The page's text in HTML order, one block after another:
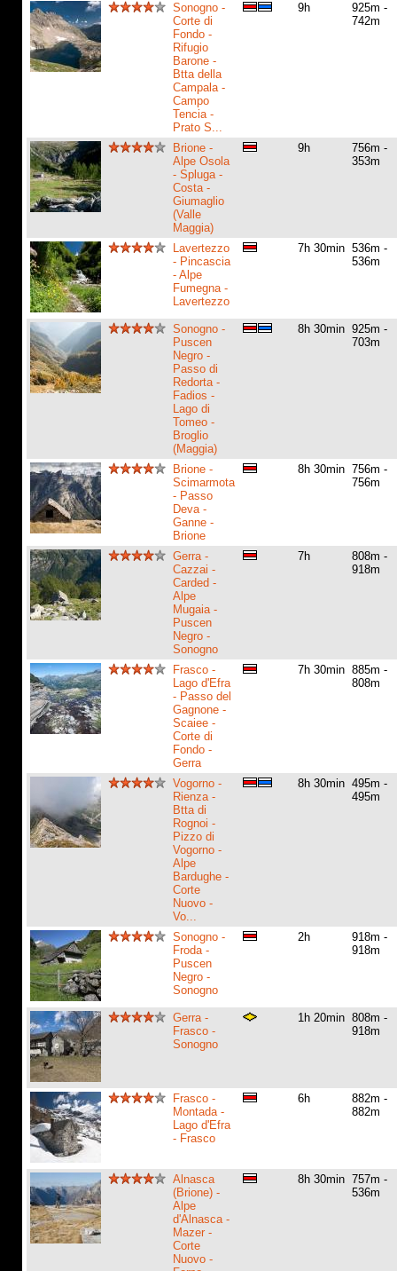
Sonogno -
Corte di
Fondo -
Rifugio
Barone -
Btta della
Campala -
Campo
Tencia -
Prato S...
9h
925m -
742m
Brione -
Alpe Osola
- Spluga -
Costa -
Giumaglio
(Valle
Maggia)
9h
756m -
353m
Lavertezzo
- Pincascia
- Alpe
Fumegna -
Lavertezzo
7h 30min 536m -
536m
Sonogno -
Puscen
Negro -
Passo di
Redorta -
Fadios -
Lago di
Tomeo -
Broglio
(Maggia)
8h 30min 925m -
703m
Brione -
Scimarmota
- Passo
Deva -
Ganne -
Brione
8h 30min 756m -
756m
Gerra -
Cazzai -
Carded -
Alpe
Mugaia -
Puscen
Negro -
Sonogno
7h
808m -
918m
Frasco -
Lago d'Efra
- Passo del
Gagnone -
Scaiee -
Corte di
Fondo -
Gerra
7h 30min 885m -
808m
Vogorno -
Rienza -
Btta di
Rognoi -
Pizzo di
Vogorno -
Alpe
Bardughe -
Corte
Nuovo -
Vo...
8h 30min 495m -
495m
Sonogno -
Froda -
Puscen
Negro -
Sonogno
2h
918m -
918m
Gerra -
Frasco -
Sonogno
1h 20min 808m -
918m
Frasco -
Montada -
Lago d'Efra
- Frasco
6h
882m -
882m
Alnasca
(Brione) -
Alpe
d'Alnasca -
Mazer -
Corte
Nuovo -
8h 30min 757m -
536m